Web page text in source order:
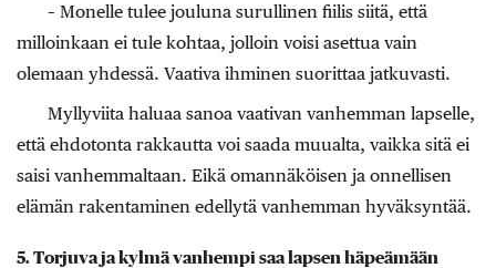
– Monelle tulee jouluna surullinen fiilis siitä, että
milloinkaan ei tule kohtaa, jolloin voisi asettua vain
olemaan yhdessä. Vaativa ihminen suorittaa jatkuvasti.
Myllyviita haluaa sanoa vaativan vanhemman lapselle,
että ehdotonta rakkautta voi saada muualta, vaikka sitä ei
saisi vanhemmaltaan. Eikä omannäköisen ja onnellisen
elämän rakentaminen edellytä vanhemman hyväksyntää.
5. Torjuva ja kylmä vanhempi saa lapsen häpeämään